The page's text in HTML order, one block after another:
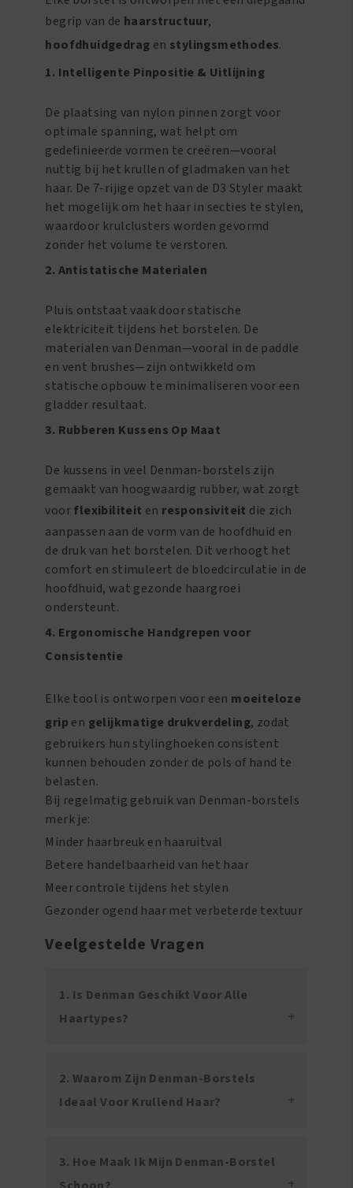
begrip van de haarstructuur,
hoofdhuidgedrag en stylingsmethodes.
1. Intelligente Pinpositie & Uitlijning
De plaatsing van nylon pinnen zorgt voor
optimale spanning, wat helpt om
gedefinieerde vormen te creëren—vooral
nuttig bij het krullen of gladmaken van het
haar. De 7-rijige opzet van de D3 Styler maakt
het mogelijk om het haar in secties te stylen,
waardoor krulclusters worden gevormd
zonder het volume te verstoren.
2. Antistatische Materialen
Pluis ontstaat vaak door statische
elektriciteit tijdens het borstelen. De
materialen van Denman—vooral in de paddle
en vent brushes—zijn ontwikkeld om
statische opbouw te minimaliseren voor een
gladder resultaat.
3. Rubberen Kussens Op Maat
De kussens in veel Denman-borstels zijn
gemaakt van hoogwaardig rubber, wat zorgt
voorflexibiliteit en responsiviteit die zich
aanpassen aan de vorm van de hoofdhuid en
de druk van het borstelen. Dit verhoogt het
comfort en stimuleert de bloedcirculatie in de
hoofdhuid, wat gezonde haargroei
ondersteunt.
4. Ergonomische Handgrepen voor
Consistentie
Elke tool is ontworpen voor een moeiteloze
grip en gelijkmatige drukverdeling, zodat
gebruikers hun stylinghoeken consistent
kunnen behouden zonder de pols of hand te
belasten.
Bij regelmatig gebruik van Denman-borstels
merk je:
Minder haarbreuk en haaruitval
Betere handelbaarheid van het haar
Meer controle tijdens het stylen
Gezonder ogend haar met verbeterde textuur
Veelgestelde Vragen
1. Is Denman Geschikt Voor Alle
Haartypes?
2. Waarom Zijn Denman-Borstels
Ideaal Voor Krullend Haar?
3. Hoe Maak Ik Mijn Denman-Borstel